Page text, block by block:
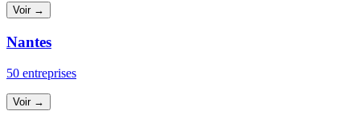
Voir →
Nantes
50 entreprises
Voir →